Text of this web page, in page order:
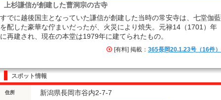
上杉謙信が創建した曹洞宗の古寺
すでに越後国主となっていた謙信が創建した当時の常安寺は、七堂伽藍
を配した豪華な佇まいだったが、火災により焼失。元禄14（1701）年
に再建され、現在の本堂は1979年に建てられたもの。
[有料] 掲載： 365長岡20.1.23号（16件）
スポット情報
住所 新潟県長岡市谷内2-7-7